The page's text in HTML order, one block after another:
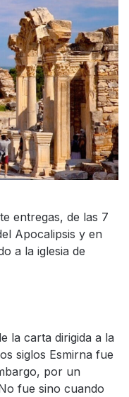
entregas, de las 7
Apocalipsis y en
a la iglesia de
la carta dirigida a la
siglos Esmirna fue
por un
fue sino cuando